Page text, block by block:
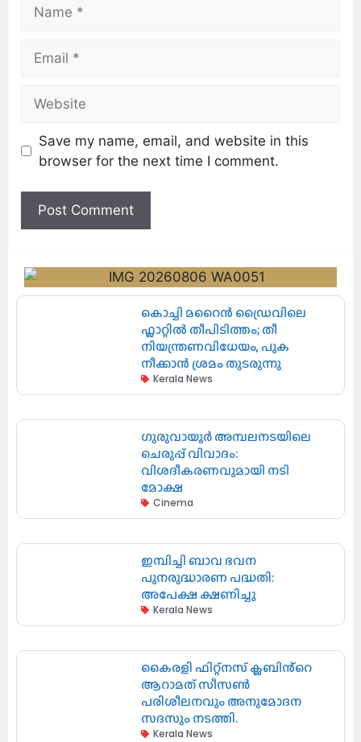
Save my name, email, and website in this
browser for the next time I comment.
കൊച്ചി മറൈൻ ഡ്രൈവിലെ
ഫ്ലാറ്റിൽ തീപിടിത്തം; തീ
നിയന്ത്രണവിധേയം, പുക
നീക്കാൻ ശ്രമം തുടരുന്നു
Kerala News
ഗുരുവായൂർ അമ്പലനടയിലെ
ചെരുപ്പ് വിവാദം:
വിശദീകരണവുമായി നടി
മോക്ഷ
Cinema
ഇമ്പിച്ചി ബാവ ഭവന
പുനരുദ്ധാരണ പദ്ധതി:
അപേക്ഷ ക്ഷണിച്ചു
Kerala News
കൈരളി ഫിറ്റ്നസ് ക്ലബിൻ്റെ
ആറാമത് സീസൺ
പരിശീലനവും അനുമോദന
സദസും നടത്തി.
Kerala News